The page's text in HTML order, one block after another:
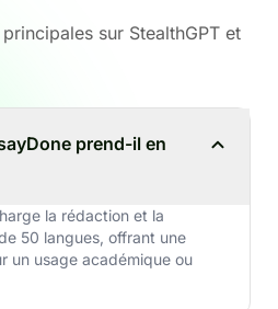
sur StealthGPT et
prend-il en
la rédaction et la
50 langues, offrant une
un usage académique ou